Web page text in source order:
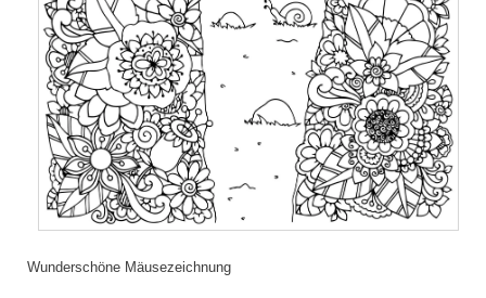
Wunderschöne Mäusezeichnung